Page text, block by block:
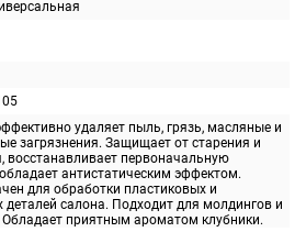
удаляет пыль, грязь, масляные и
загрязнения. Защищает от старения и
восстанавливает первоначальную
обладает антистатическим эффектом.
для обработки пластиковых и
деталей салона. Подходит для молдингов и
приятным ароматом клубники.